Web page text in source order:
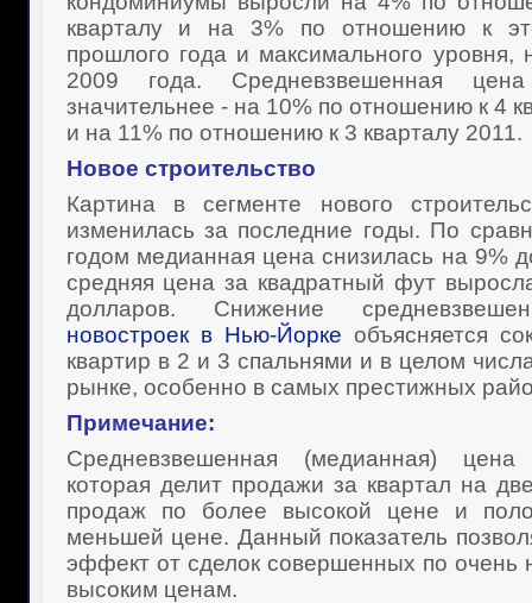
кварталу и на 3% по отношению к
прошлого года и максимального уровня,
2009 года. Средневзвешенная
значительнее - на 10% по отношению к 4
и на 11% по отношению к 3 кварталу 2011.
Новое строительство
Картина в сегменте нового
изменилась за последние годы. По
годом медианная цена снизилась на 9%
средняя цена за квадратный фут
долларов. Снижение
новостроек в Нью-Йорке объясняется
квартир в 2 и 3 спальнями и в целом
рынке, особенно в самых престижных
Примечание:
Средневзвешенная (медианная)
которая делит продажи за квартал на
продаж по более высокой цене и
меньшей цене. Данный показатель
эффект от сделок совершенных по очень
высоким ценам.